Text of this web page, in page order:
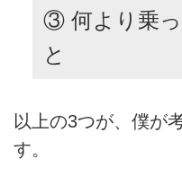
③ 何より乗
と
以上の3つが、僕が
す。